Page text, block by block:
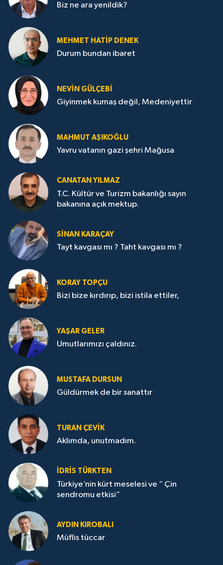
Biz ne ara yenildik?
MEHMET HATİP DENEK
Durum bundan ibaret
NEVİN GÜLÇEBİ
Giyinmek kumaş değil, Medeniyettir
MAHMUT AŞIKOĞLU
Yavru vatanın gazi şehri Mağusa
CANATAN YILMAZ
T.C. Kültür ve Turizm bakanlığı sayın
bakanına açık mektup.
SİNAN KARAÇAY
Tayt kavgası mı ? Taht kavgası mı ?
KORAY TOPÇU
Bizi bize kırdırıp, bizi istila ettiler,
YAŞAR GELER
Umutlarımızı çaldınız.
MUSTAFA DURSUN
Güldürmek de bir sanattır
TURAN ÇEVİK
Aklımda, unutmadım.
İDRİS TÜRKTEN
Türkiye’nin kürt meselesi ve “ Çin
sendromu etkisi”
AYDIN KIROBALI
Müflis tüccar